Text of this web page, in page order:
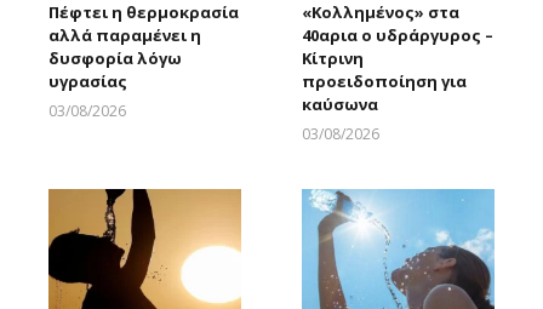
Πέφτει η θερμοκρασία
αλλά παραμένει η
δυσφορία λόγω
υγρασίας
03/08/2026
«Κολλημένος» στα
40αρια ο υδράργυρος –
Κίτρινη
προειδοποίηση για
καύσωνα
03/08/2026